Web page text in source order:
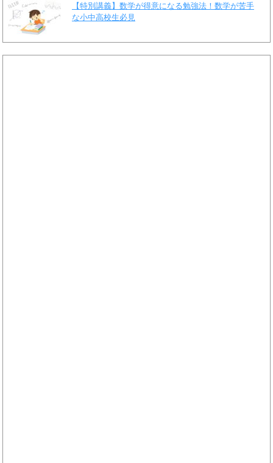
【特別講義】数学が得意になる勉強法！数学が苦手
な小中高校生必見